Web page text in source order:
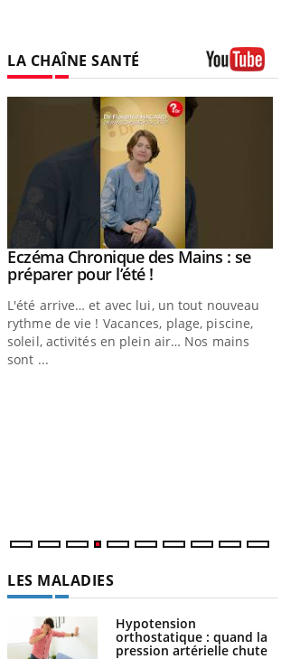
LA CHAÎNE SANTÉ
Youtube
Eczéma Chronique des Mains : se
préparer pour l’été !Youtube
L'été arrive… et avec lui, un tout nouveau
rythme de vie ! Vacances, plage, piscine,
soleil, activités en plein air… Nos mains
sont ...
LES MALADIES
Hypotension
orthostatique : quand la
pression artérielle chute